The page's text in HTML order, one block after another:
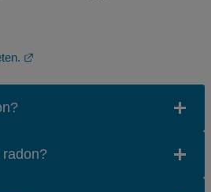
webbplats.
Länk till annan webbplats.